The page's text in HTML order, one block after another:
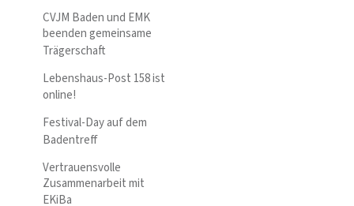
CVJM Baden und EMK
beenden gemeinsame
Trägerschaft
Lebenshaus-Post 158 ist
online!
Festival-Day auf dem
Badentreff
Vertrauensvolle
Zusammenarbeit mit
EKiBa